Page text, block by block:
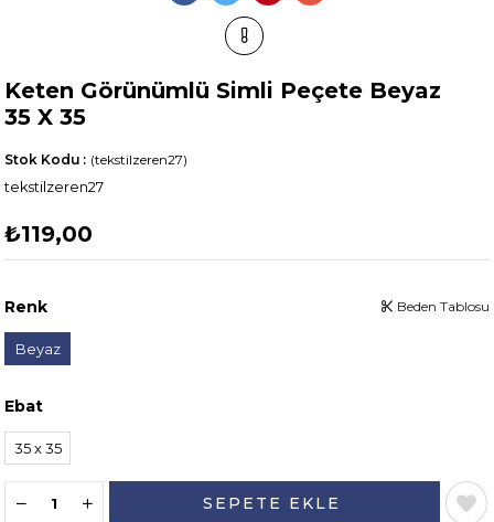
Keten Görünümlü Simli Peçete Beyaz
35 X 35
(tekstilzeren27)
Stok Kodu
tekstilzeren27
₺119,00
Renk
Beyaz
Beden Tablosu
Ebat
35 x 35